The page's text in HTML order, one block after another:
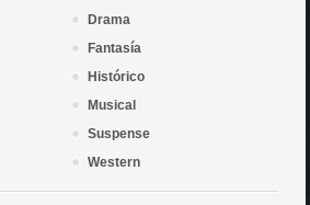
Drama
Fantasía
Histórico
Musical
Suspense
Western